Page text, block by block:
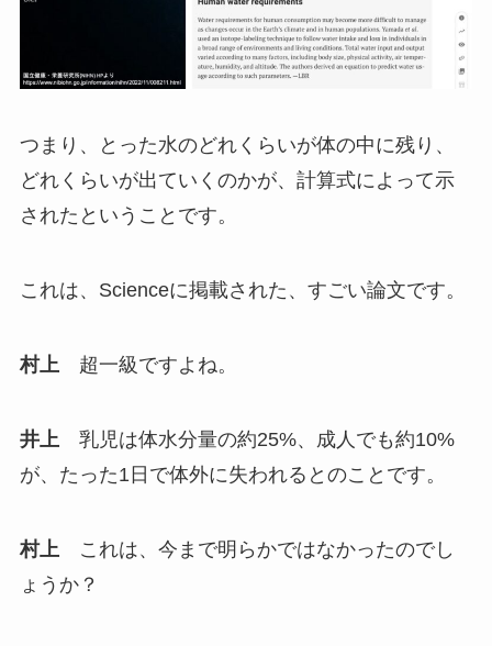
つまり、とった水のどれくらいが体の中に残り、
どれくらいが出ていくのかが、計算式によって示
されたということです。
これは、Scienceに掲載された、すごい論文です。
村上超一級ですよね。
井上 乳児は体水分量の約25%、成人でも約10%
が、たった1日で体外に失われるとのことです。
村上 これは、今まで明らかではなかったのでし
ょうか？